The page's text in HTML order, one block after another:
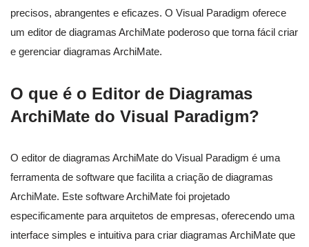
precisos, abrangentes e eficazes. O Visual Paradigm oferece
um editor de diagramas ArchiMate poderoso que torna fácil criar
e gerenciar diagramas ArchiMate.
O que é o Editor de Diagramas
ArchiMate do Visual Paradigm?
O editor de diagramas ArchiMate do Visual Paradigm é uma
ferramenta de software que facilita a criação de diagramas
ArchiMate. Este software ArchiMate foi projetado
especificamente para arquitetos de empresas, oferecendo uma
interface simples e intuitiva para criar diagramas ArchiMate que